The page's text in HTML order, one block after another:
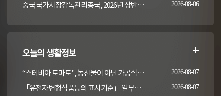
중국 국가시장감독관리총국, 2026년 상반기 시장감독관리부서 식품안전 감독 샘플검사 현황 통보 2026-08-06
오늘의 생활정보
“스테비아 토마토”, 농산물이 아닌 가공식품입니다 2026-08-07
「유전자변형식품등의 표시기준」 일부개정고시(안) 행정예고(식품의약품안전처 공고 제2026-389호, 2026. 8. 5.) 2026-08-07